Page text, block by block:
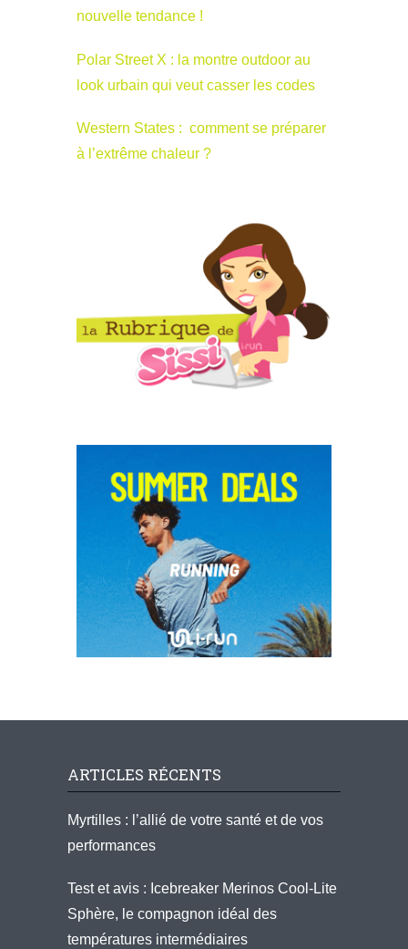
nouvelle tendance !
Polar Street X : la montre outdoor au
look urbain qui veut casser les codes
Western States : comment se préparer
à l’extrême chaleur ?
ARTICLES RÉCENTS
Myrtilles : l’allié de votre santé et de vos
performances
Test et avis : Icebreaker Merinos Cool-Lite
Sphère, le compagnon idéal des
températures intermédiaires